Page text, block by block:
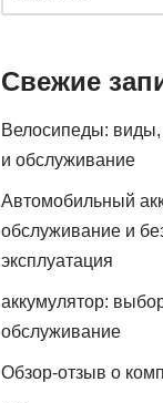
Свежие
Велосипеды: виды,
и обслуживание
Автомобильный
обслуживание и
эксплуатация
аккумулятор:
обслуживание
Обзор-отзыв о